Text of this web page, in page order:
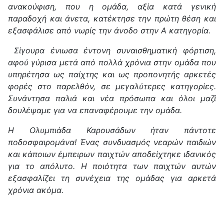
ανακούφιση, που η ομάδα, αξία κατά γενική
παραδοχή και άνετα, κατέκτησε την πρώτη θέση και
εξασφάλισε από νωρίς την άνοδο στην Α κατηγορία.
Σίγουρα ένιωσα έντονη συναισθηματική φόρτιση,
αφού γύρισα μετά από πολλά χρόνια στην ομάδα που
υπηρέτησα ως παίχτης και ως προπονητής αρκετές
φορές στο παρελθόν, σε μεγαλύτερες κατηγορίες.
Συνάντησα παλιά και νέα πρόσωπα και όλοι μαζί
δουλέψαμε για να επαναφέρουμε την ομάδα.
Η Ολυμπιάδα Καρουσάδων ήταν πάντοτε
ποδοσφαιρομάνα! Ένας συνδυασμός νεαρών παιδιών
και κάποιων έμπειρων παιχτών αποδείχτηκε ιδανικός
για το απόλυτο. Η ποιότητα των παιχτών αυτών
εξασφαλίζει τη συνέχεια της ομάδας για αρκετά
χρόνια ακόμα.